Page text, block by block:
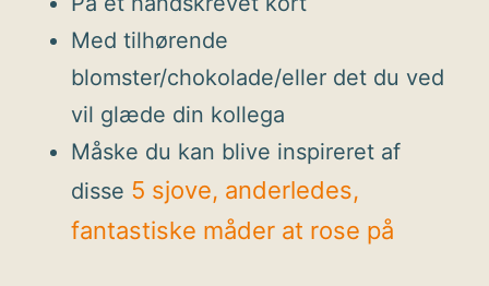
Med tilhørende
blomster/chokolade/eller det du ved
vil glæde din kollega
Måske du kan blive inspireret af
disse 5 sjove, anderledes,
fantastiske måder at rose på